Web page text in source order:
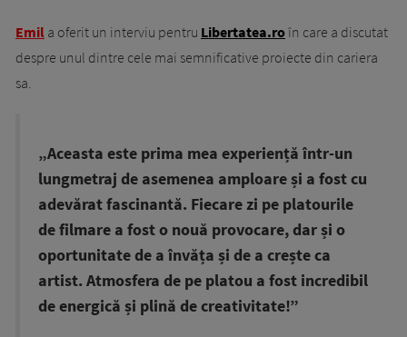
Emil a oferit un interviu pentru Libertatea.roîn care a discutat
despre unul dintre cele mai semnificative proiecte din cariera
sa.
„Aceasta este prima mea experiență într-un
lungmetraj de asemenea amploare și a fost cu
adevărat fascinantă. Fiecare zi pe platourile
de filmare a fost o nouă provocare, dar și o
oportunitate de a învăța și de a crește ca
artist. Atmosfera de pe platou a fost incredibil
de energică și plină de creativitate!”